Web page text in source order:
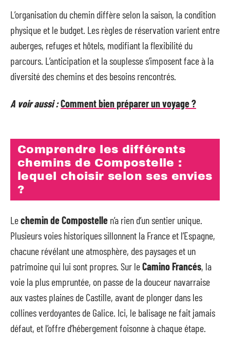
L’organisation du chemin diffère selon la saison, la condition
physique et le budget. Les règles de réservation varient entre
auberges, refuges et hôtels, modifiant la flexibilité du
parcours. L’anticipation et la souplesse s’imposent face à la
diversité des chemins et des besoins rencontrés.
A voir aussi :Comment bien préparer un voyage ?
Comprendre les différents
chemins de Compostelle :
lequel choisir selon ses envies
?
Lechemin de Compostelle n’a rien d’un sentier unique.
Plusieurs voies historiques sillonnent la France et l’Espagne,
chacune révélant une atmosphère, des paysages et un
patrimoine qui lui sont propres. Sur leCamino Francés, la
voie la plus empruntée, on passe de la douceur navarraise
aux vastes plaines de Castille, avant de plonger dans les
collines verdoyantes de Galice. Ici, le balisage ne fait jamais
défaut, et l’offre d’hébergement foisonne à chaque étape.